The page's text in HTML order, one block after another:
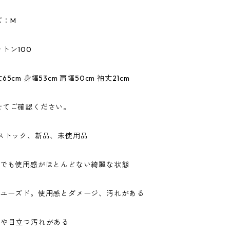
M
ン100
身幅53cm 肩幅50cm 袖丈21cm
ご確認ください。
トック、新品、未使用品
も使用感がほとんどない綺麗な状態
ーズド。使用感とダメージ、汚れがある
目立つ汚れがある